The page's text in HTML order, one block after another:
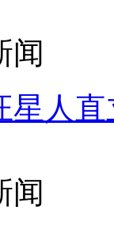
闻
星人直
闻